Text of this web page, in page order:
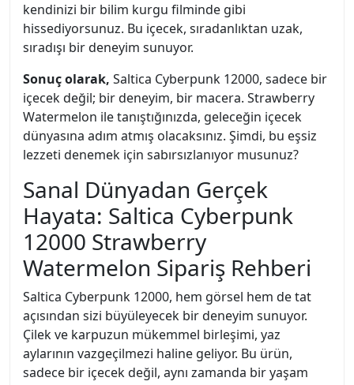
kendinizi bir bilim kurgu filminde gibi
hissediyorsunuz. Bu içecek, sıradanlıktan uzak,
sıradışı bir deneyim sunuyor.
Sonuç olarak, Saltica Cyberpunk 12000, sadece bir
içecek değil; bir deneyim, bir macera. Strawberry
Watermelon ile tanıştığınızda, geleceğin içecek
dünyasına adım atmış olacaksınız. Şimdi, bu eşsiz
lezzeti denemek için sabırsızlanıyor musunuz?
Sanal Dünyadan Gerçek
Hayata: Saltica Cyberpunk
12000 Strawberry
Watermelon Sipariş Rehberi
Saltica Cyberpunk 12000, hem görsel hem de tat
açısından sizi büyüleyecek bir deneyim sunuyor.
Çilek ve karpuzun mükemmel birleşimi, yaz
aylarının vazgeçilmezi haline geliyor. Bu ürün,
sadece bir içecek değil, aynı zamanda bir yaşam